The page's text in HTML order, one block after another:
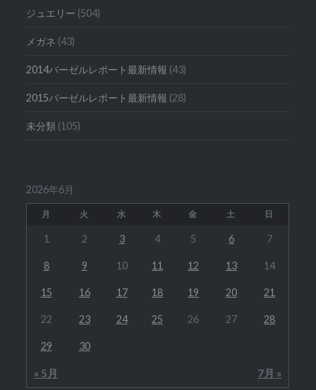
ジュエリー (504)
メガネ (43)
2014バーゼルレポート最新情報 (43)
2015バーゼルレポート最新情報 (28)
未分類 (105)
2026年6月
月 火 水 木 金 土 日
« 5月 7月 »
1 2 3 4 5 6 7
8 9 10 11 12 13 14
15 16 17 18 19 20 21
22 23 24 25 26 27 28
29 30